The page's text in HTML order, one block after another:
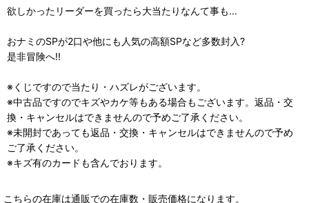
欲しかったリーダーを買ったら大当たりなんて事も...
おナミのSPが2口や他にも人気の高額SPなど多数封入?
是非冒険へ!!
※くじですので当たり・ハズレがございます。
※中古品ですのでキズやカケ等もある場合もございます。返品・交
換・キャンセルはできませんので予めご了承ください。
※未開封であっても返品・交換・キャンセルはできませんので予め
ご了承ください。
※キズ有のカードも含んでおります。
こちらの在庫は通販での在庫数・販売価格になります。